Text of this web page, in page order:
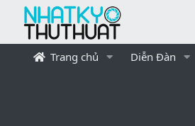
Trang chủ Diễn Đàn